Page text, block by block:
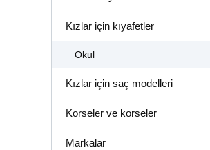
Kızlar için kıyafetler
Okul
Kızlar için saç modelleri
Korseler ve korseler
Markalar